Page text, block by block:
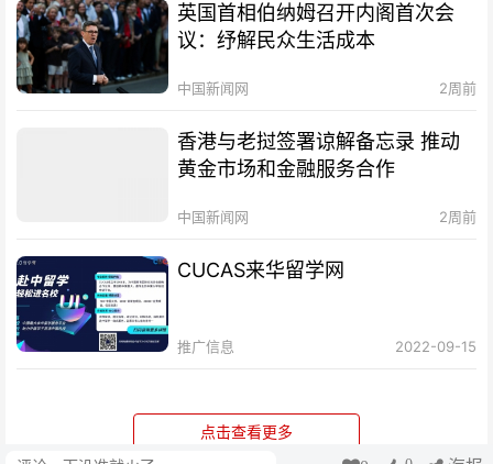
英国首相伯纳姆召开内阁首次会
议：纾解民众生活成本
中国新闻网 2周前
香港与老挝签署谅解备忘录 推动
黄金市场和金融服务合作
中国新闻网 2周前
CUCAS来华留学网
推广信息 2022-09-15
点击查看更多